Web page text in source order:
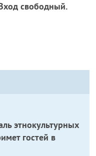
этнокультурных
гостей в
свободный.